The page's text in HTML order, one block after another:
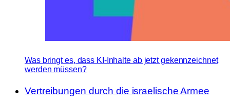
Was bringt es, dass KI-Inhalte ab jetzt gekennzeichnet
werden müssen?
Vertreibungen durch die israelische Armee